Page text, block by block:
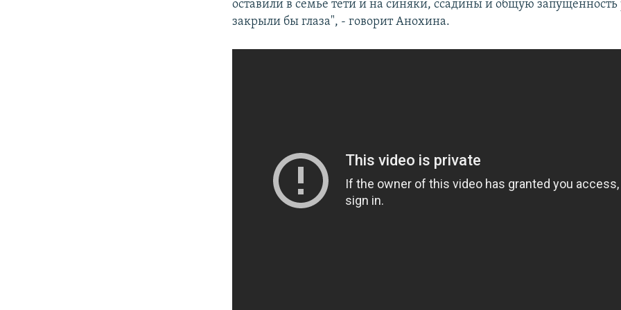
оставили в семье тети и на синяки, ссадины и общую запущенность
закрыли бы глаза", - говорит Анохина.